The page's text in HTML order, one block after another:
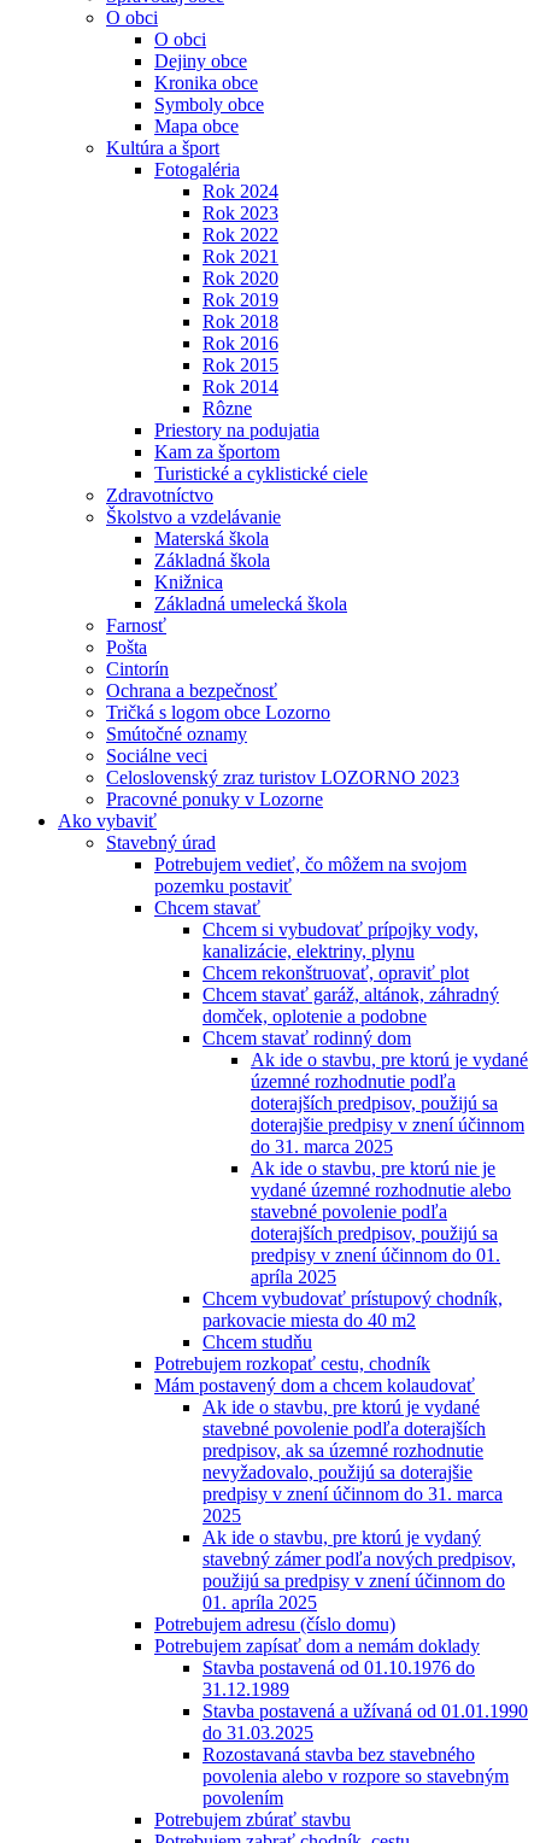
O obci
O obci
Dejiny obce
Kronika obce
Symboly obce
Mapa obce
Kultúra a šport
Fotogaléria
Rok 2024
Rok 2023
Rok 2022
Rok 2021
Rok 2020
Rok 2019
Rok 2018
Rok 2016
Rok 2015
Rok 2014
Rôzne
Priestory na podujatia
Kam za športom
Turistické a cyklistické ciele
Zdravotníctvo
Školstvo a vzdelávanie
Materská škola
Základná škola
Knižnica
Základná umelecká škola
Farnosť
Pošta
Cintorín
Ochrana a bezpečnosť
Tričká s logom obce Lozorno
Smútočné oznamy
Sociálne veci
Celoslovenský zraz turistov LOZORNO 2023
Pracovné ponuky v Lozorne
Ako vybaviť
Stavebný úrad
Potrebujem vedieť, čo môžem na svojom
pozemku postaviť
Chcem stavať
Chcem si vybudovať prípojky vody,
kanalizácie, elektriny, plynu
Chcem rekonštruovať, opraviť plot
Chcem stavať garáž, altánok, záhradný
domček, oplotenie a podobne
Chcem stavať rodinný dom
Ak ide o stavbu, pre ktorú je vydané
územné rozhodnutie podľa
doterajších predpisov, použijú sa
doterajšie predpisy v znení účinnom
do 31. marca 2025
Ak ide o stavbu, pre ktorú nie je
vydané územné rozhodnutie alebo
stavebné povolenie podľa
doterajších predpisov, použijú sa
predpisy v znení účinnom do 01.
apríla 2025
Chcem vybudovať prístupový chodník,
parkovacie miesta do 40 m2
Chcem studňu
Potrebujem rozkopať cestu, chodník
Mám postavený dom a chcem kolaudovať
Ak ide o stavbu, pre ktorú je vydané
stavebné povolenie podľa doterajších
predpisov, ak sa územné rozhodnutie
nevyžadovalo, použijú sa doterajšie
predpisy v znení účinnom do 31. marca
2025
Ak ide o stavbu, pre ktorú je vydaný
stavebný zámer podľa nových predpisov,
použijú sa predpisy v znení účinnom do
01. apríla 2025
Potrebujem adresu (číslo domu)
Potrebujem zapísať dom a nemám doklady
Stavba postavená od 01.10.1976 do
31.12.1989
Stavba postavená a užívaná od 01.01.1990
do 31.03.2025
Rozostavaná stavba bez stavebného
povolenia alebo v rozpore so stavebným
povolením
Potrebujem zbúrať stavbu